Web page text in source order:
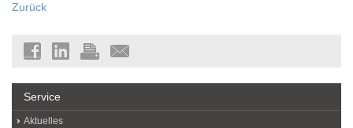
Zurück
Service
Aktuelles